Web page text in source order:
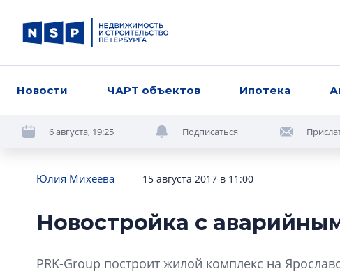
Новости ЧАРТ объектов Ипотека
6 августа, 19:25 Подписаться
Юлия Михеева 15 августа 2017 в 11:00
Новостройка с
PRK-Group построит жилой комплекс на